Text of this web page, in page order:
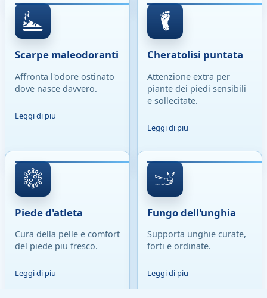
Scarpe maleodoranti
Affronta l'odore ostinato
dove nasce davvero.
Leggi di piu
Cheratolisi puntata
Attenzione extra per
piante dei piedi sensibili
e sollecitate.
Leggi di piu
Piede d'atleta
Cura della pelle e comfort
del piede piu fresco.
Leggi di piu
Fungo dell'unghia
Supporta unghie curate,
forti e ordinate.
Leggi di piu